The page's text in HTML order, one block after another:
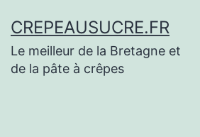
au
contenu
CREPEAUSUCRE.FR
Le meilleur de la Bretagne et
de la pâte à crêpes